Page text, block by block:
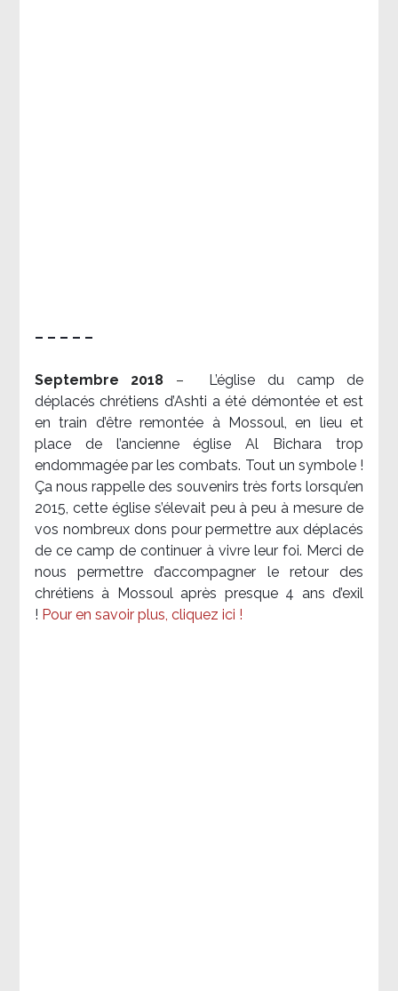
– – – – –
Septembre 2018 –
L’église du camp de
déplacés chrétiens d’Ashti a été démontée et est
en train d’être remontée à Mossoul, en lieu et
place de l’ancienne église Al Bichara trop
endommagée par les combats. Tout un symbole !
Ça nous rappelle des souvenirs très forts lorsqu’en
2015, cette église s’élevait peu à peu à mesure de
vos nombreux dons pour permettre aux déplacés
de ce camp de continuer à vivre leur foi. Merci de
nous permettre d’accompagner le retour des
chrétiens à Mossoul après presque 4 ans d’exil
! Pour en savoir plus, cliquez ici !